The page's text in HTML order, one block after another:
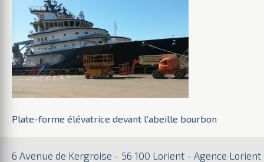
Plate-forme élévatrice devant l’abeille bourbon
6 Avenue de Kergroise - 56 100 Lorient - Agence Lorient